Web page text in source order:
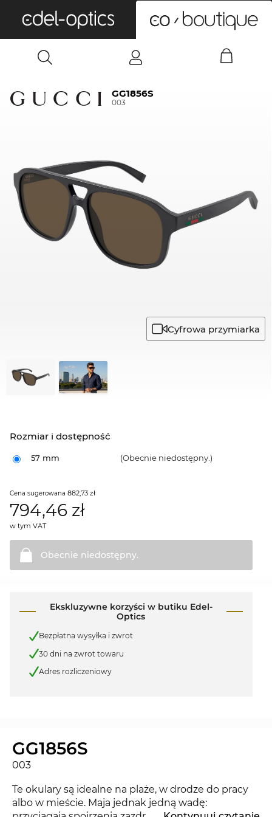
GG1856S
003
Cyfrowa przymiarka
Rozmiar i dostępność
57 mm (Obecnie niedostępny.)
Cena sugerowana 882,73 zł
794,46 zł
w tym VAT
Obecnie niedostępny.
Ekskluzywne korzyści w butiku Edel-
Optics
Bezpłatna wysyłka i zwrot
30 dni na zwrot towaru
Adres rozliczeniowy
GG1856S
003
Te okulary są idealne na plaże, w drodze do pracy
albo w mieście. Maja jednak jedną wadę: